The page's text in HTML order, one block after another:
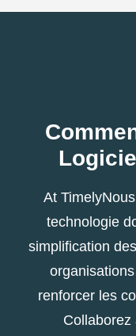
At
technologie
simplification
renforcer les
Collaborez